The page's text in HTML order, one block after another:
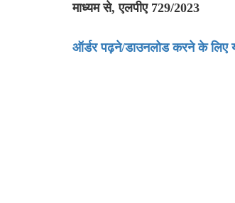
माध्यम से, एलपीए 729/2023
ऑर्डर पढ़ने/डाउनलोड करने के लिए